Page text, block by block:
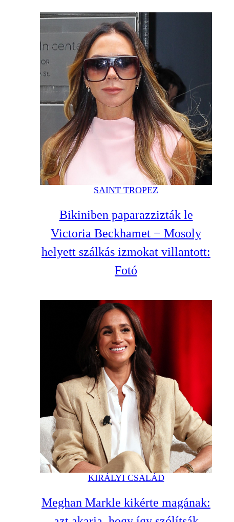
SAINT TROPEZ
Bikiniben paparazzizták le
Victoria Beckhamet − Mosoly
helyett szálkás izmokat villantott:
Fotó
KIRÁLYI CSALÁD
Meghan Markle kikérte magának: